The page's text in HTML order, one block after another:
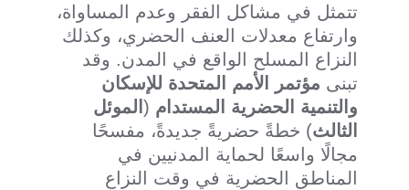
تتمثل في مشاكل الفقر وعدم المساواة،
وارتفاع معدلات العنف الحضري، وكذلك
النزاع المسلح الواقع في المدن. وقد
تبنى مؤتمر الأمم المتحدة للإسكان
والتنمية الحضرية المستدام ( الموئل
الثالث) خطةً حضريةً جديدةً، مفسحًا
مجالًا واسعًا لحماية المدنيين في
المناطق الحضرية في وقت النزاع